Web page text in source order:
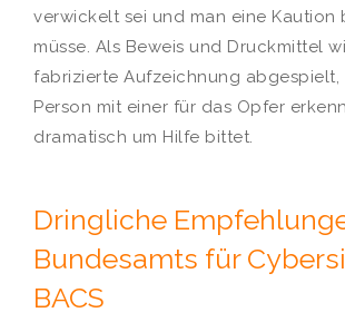
verwickelt sei und man eine Kaution
müsse. Als Beweis und Druckmittel
fabrizierte Aufzeichnung abgespielt,
Person mit einer für das Opfer
dramatisch um Hilfe bittet.
Dringliche
Bundesamts für
BACS